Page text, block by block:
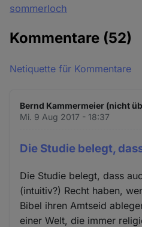
sommerloch
Kommentare (52)
Netiquette für Kommentare
Bernd Kammermeier (nicht
Mi. 9 Aug 2017 - 18:37
Die Studie belegt,
Die Studie belegt, dass
(intuitiv?) Recht haben,
Bibel ihren Amtseid
einer Welt, die immer